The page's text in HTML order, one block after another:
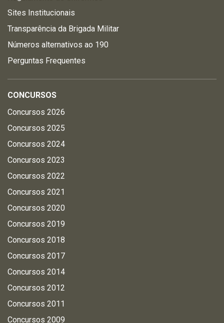
Sites Institucionais
Transparência da Brigada Militar
Números alternativos ao 190
Perguntas Frequentes
CONCURSOS
Concursos 2026
Concursos 2025
Concursos 2024
Concursos 2023
Concursos 2022
Concursos 2021
Concursos 2020
Concursos 2019
Concursos 2018
Concursos 2017
Concursos 2014
Concursos 2012
Concursos 2011
Concursos 2009